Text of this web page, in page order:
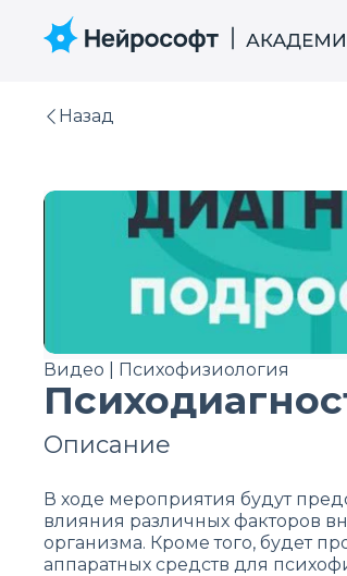
Назад
Видео | Психофизиология
Описание
В ходе мероприятия будут
влияния различных факторов
организма. Кроме того, будет
аппаратных средств для